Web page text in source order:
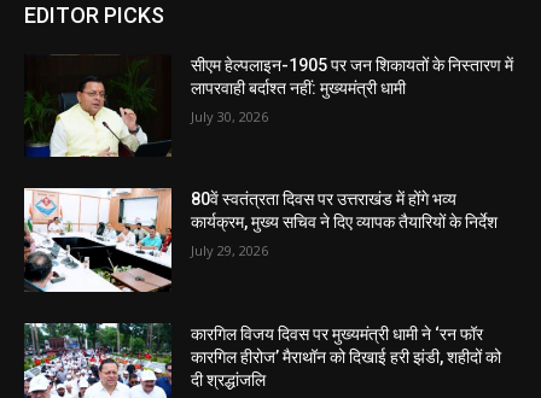
EDITOR PICKS
सीएम हेल्पलाइन-1905 पर जन शिकायतों के निस्तारण में
लापरवाही बर्दाश्त नहीं: मुख्यमंत्री धामी
July 30, 2026
80वें स्वतंत्रता दिवस पर उत्तराखंड में होंगे भव्य
कार्यक्रम, मुख्य सचिव ने दिए व्यापक तैयारियों के निर्देश
July 29, 2026
कारगिल विजय दिवस पर मुख्यमंत्री धामी ने ‘रन फॉर
कारगिल हीरोज’ मैराथॉन को दिखाई हरी झंडी, शहीदों को
दी श्रद्धांजलि